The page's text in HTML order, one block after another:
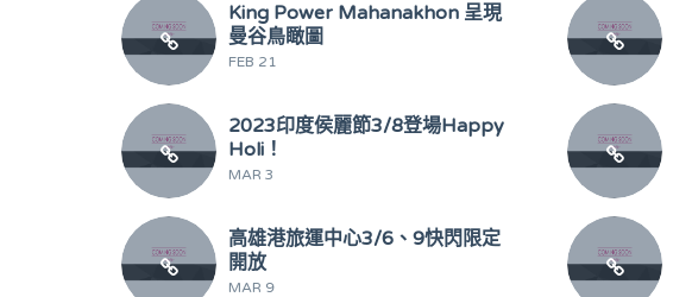
King Power Mahanakhon 呈現
曼谷鳥瞰圖
FEB 21
2023印度侯麗節3/8登場Happy
Holi！
MAR 3
高雄港旅運中心3/6、9快閃限定
開放
MAR 9